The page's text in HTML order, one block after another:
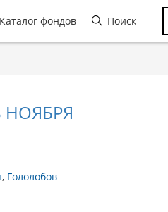
Каталог фондов Поиск
НОЯБРЯ
Гололобов